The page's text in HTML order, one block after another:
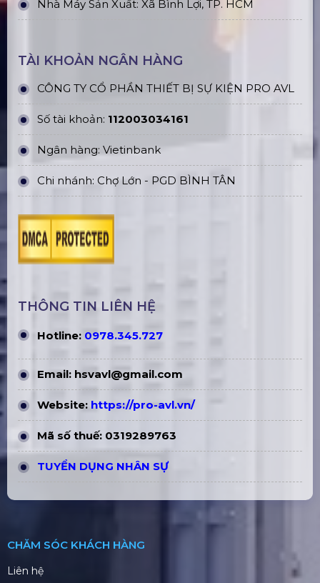
Nhà Máy Sản Xuất: Xã Bình Lợi, TP. HCM
TÀI KHOẢN NGÂN HÀNG
CÔNG TY CỔ PHẦN THIẾT BỊ SỰ KIỆN PRO AVL
Số tài khoản: 112003034161
Ngân hàng: Vietinbank
Chi nhánh: Chợ Lớn - PGD BÌNH TÂN
THÔNG TIN LIÊN HỆ
Hotline: 0978.345.727
Email: hsvavl@gmail.com
Website: https://pro-avl.vn/
Mã số thuế: 0319289763
TUYỂN DỤNG NHÂN SỰ
CHĂM SÓC KHÁCH HÀNG
Liên hệ